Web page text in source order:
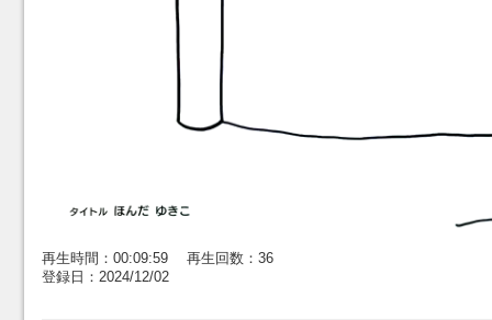
再生時間：00:09:59 再生回数：36
登録日：2024/12/02